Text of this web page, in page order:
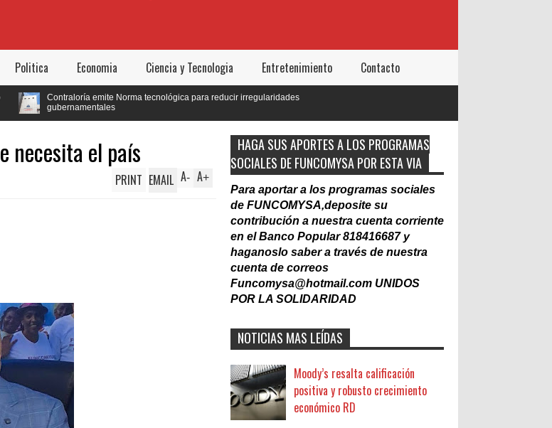
Politica Economia Ciencia y Tecnologia Entretenimiento Contacto
Norma tecnológica para reducir irregularidades
necesita el país
A+
A-
PRINT EMAIL
HAGA SUS APORTES A LOS PROGRAMAS
SOCIALES DE FUNCOMYSA POR ESTA VIA
Para aportar a los programas sociales
de FUNCOMYSA,deposite su
contribución a nuestra cuenta corriente
en el Banco Popular 818416687 y
haganoslo saber a través de nuestra
cuenta de correos
Funcomysa@hotmail.com UNIDOS
POR LA SOLIDARIDAD
NOTICIAS MAS LEÍDAS
Moody’s resalta calificación
positiva y robusto crecimiento
económico RD